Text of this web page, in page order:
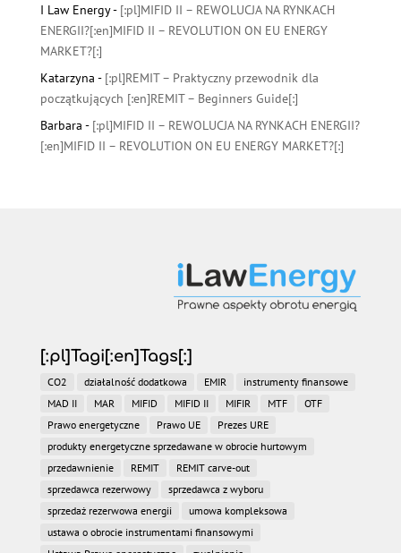
I Law Energy- [:pl]MIFID II – REWOLUCJA NA RYNKACH
ENERGII?[:en]MIFID II – REVOLUTION ON EU ENERGY
MARKET?[:]
Katarzyna - [:pl]REMIT – Praktyczny przewodnik dla
początkujących [:en]REMIT – Beginners Guide[:]
Barbara - [:pl]MIFID II – REWOLUCJA NA RYNKACH ENERGII?
[:en]MIFID II – REVOLUTION ON EU ENERGY MARKET?[:]
[:pl]Tagi[:en]Tags[:]
CO2 działalność dodatkowa EMIR
instrumenty finansowe
MAD II
MAR MIFID MIFID II MIFIR MTF
OTF
Prawo energetyczne
Prawo UE
Prezes URE
produkty energetyczne sprzedawane w obrocie hurtowym
przedawnienie
REMIT
REMIT carve-out
sprzedawca rezerwowy
sprzedawca z wyboru
sprzedaż rezerwowa energii
umowa kompleksowa
ustawa o obrocie instrumentami finansowymi